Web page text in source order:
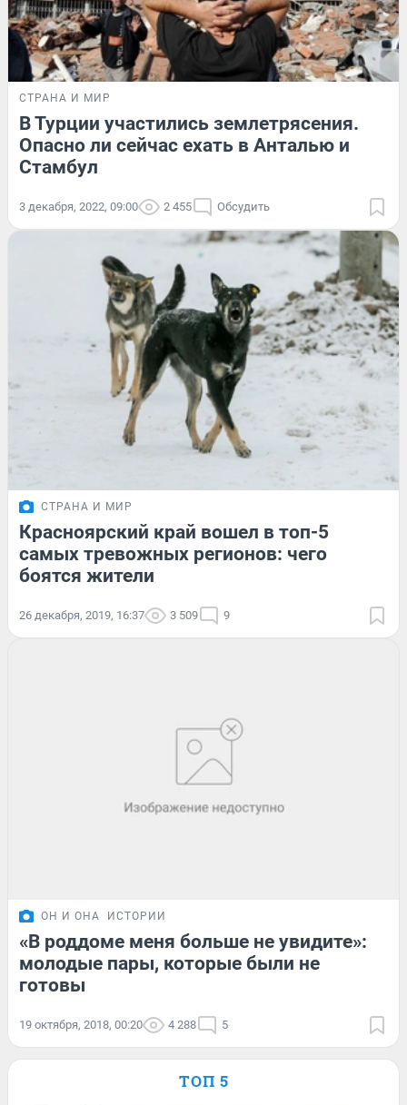
СТРАНА И МИР
В Турции участились землетрясения.
Опасно ли сейчас ехать в Анталью и
Стамбул
3 декабря, 2022, 09:00 2 455 Обсудить
СТРАНА И МИР
Красноярский край вошел в топ-5
самых тревожных регионов: чего
боятся жители
26 декабря, 2019, 16:37 3 509 9
ОН И ОНА ИСТОРИИ
«В роддоме меня больше не увидите»:
молодые пары, которые были не
готовы
19 октября, 2018, 00:20 4 288 5
ТОП 5